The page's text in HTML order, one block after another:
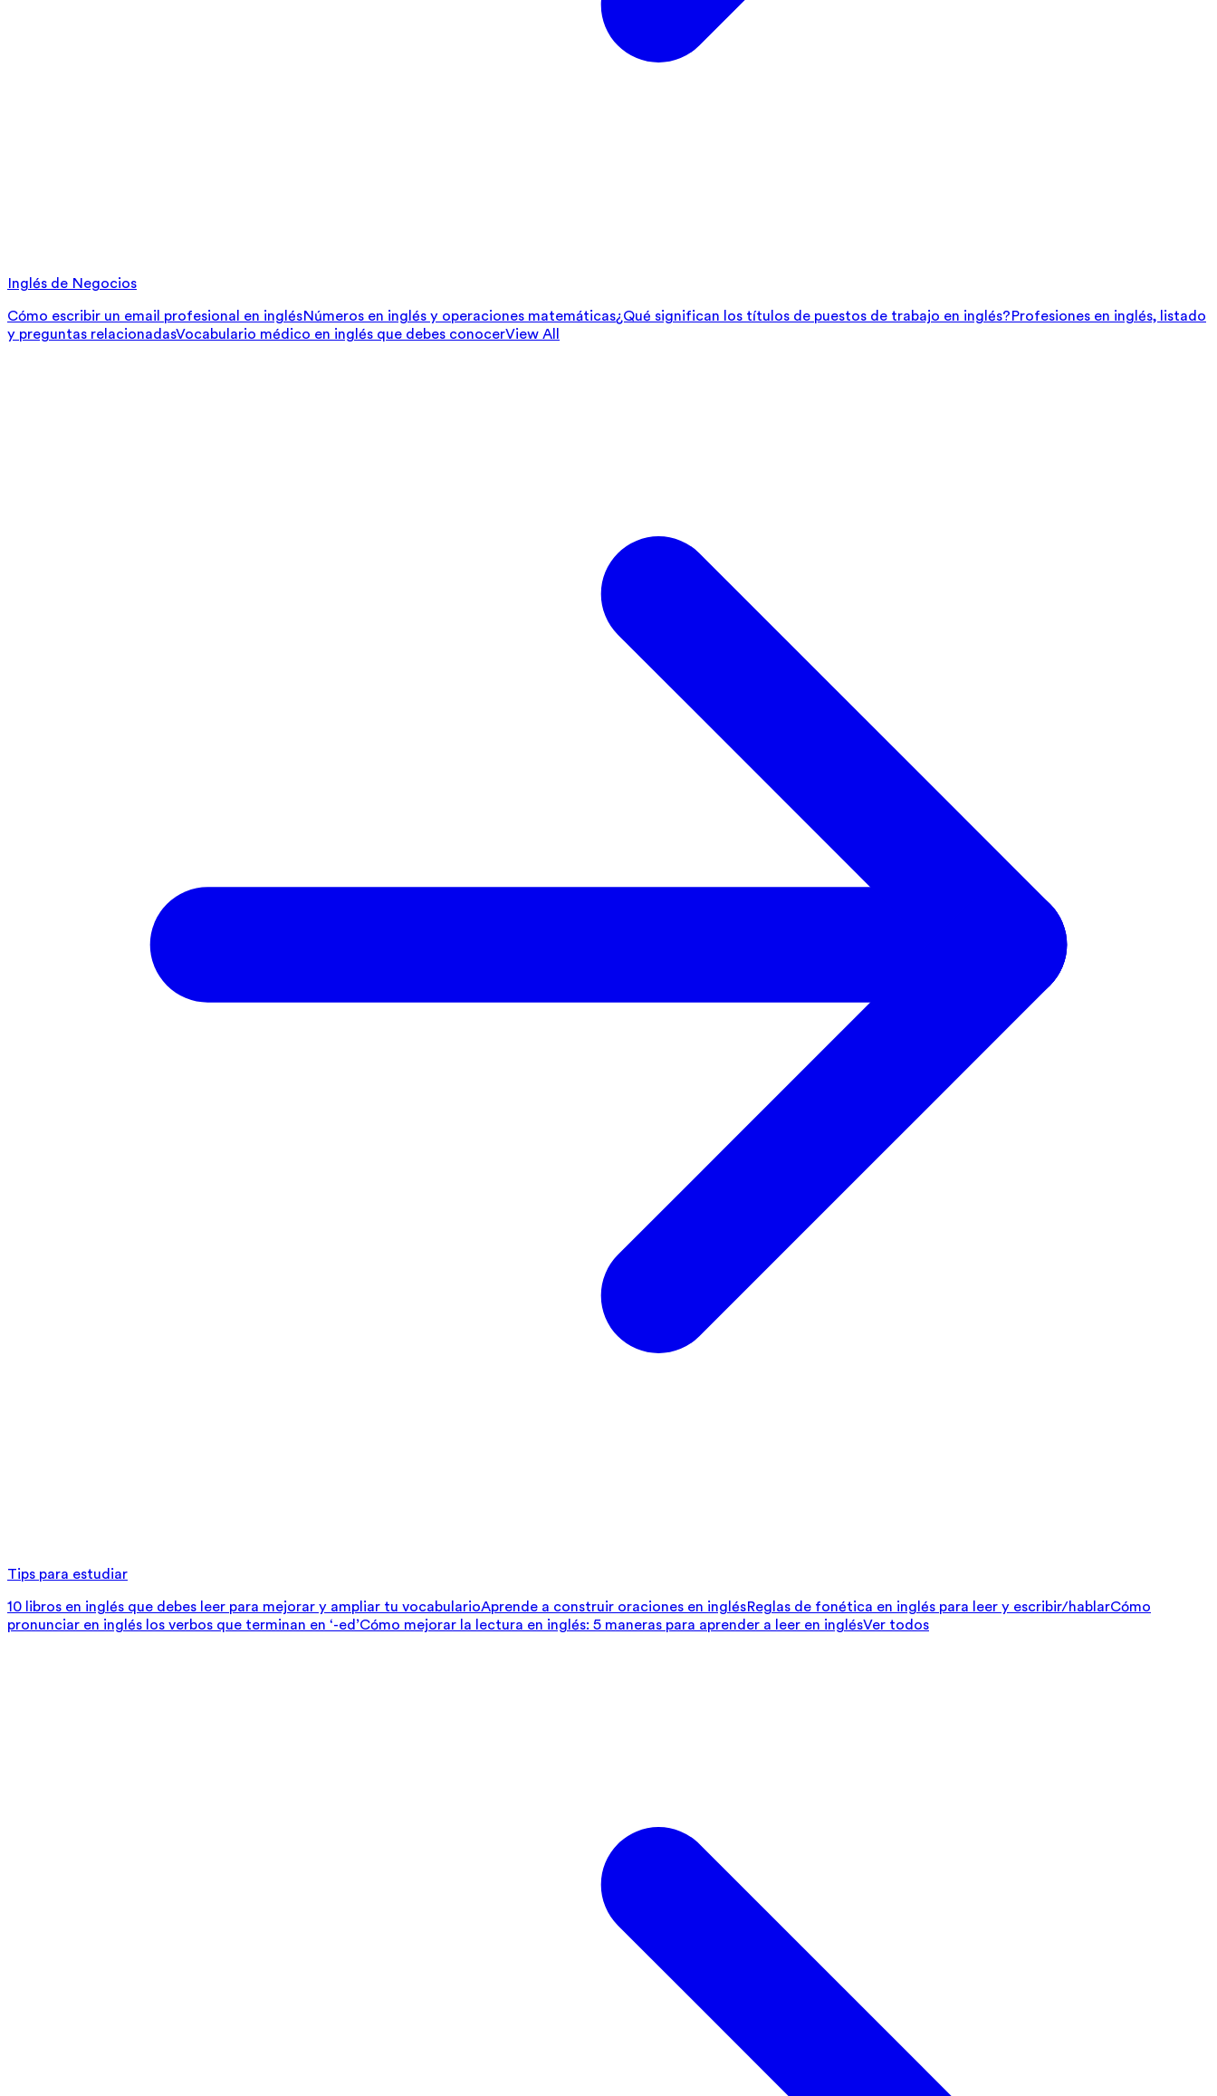
Inglés de Negocios
Cómo escribir un email profesional en inglésNúmeros en inglés y operaciones matemáticas¿Qué significan los títulos de puestos de trabajo en inglés?Profesiones en inglés, listado
y preguntas relacionadasVocabulario médico en inglés que debes conocerView All
Tips para estudiar
10 libros en inglés que debes leer para mejorar y ampliar tu vocabularioAprende a construir oraciones en inglésReglas de fonética en inglés para leer y escribir/hablarCómo
pronunciar en inglés los verbos que terminan en ‘-ed’Cómo mejorar la lectura en inglés: 5 maneras para aprender a leer en inglésVer todos